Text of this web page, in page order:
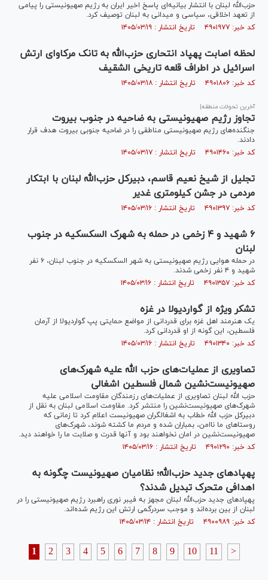
حزب‌الله لبنان با انتشار بیانیه‌ای پاسخ اخیر ایران به رژیم صهیونیستی را پیامی
از تعهد اخلاقی، سیاسی و میدانی به لبنان توصیف کرد.
کد خبر: ۴۹۰۱۹۷۷ تاریخ انتشار : ۱۴۰۵/۰۳/۱۹
لحظه اصابت پهپاد انتحاری حزب‌الله به تانک مرکاوای ارتش
اسرائیل در اطراف قلعه تاریخی الشقیف
کد خبر: ۴۹۰۱۸۰۶ تاریخ انتشار : ۱۴۰۵/۰۳/۱۸
آخرین تحولات منطقه|
تجاوز رژیم صهیونیستی به ضاحیه در جنوب بیروت
جنگنده‌های رژیم صهیونیستی مناطقی را در ضاحیه جنوبی بیروت هدف قرار
دادند.
کد خبر: ۴۹۰۱۴۶۰ تاریخ انتشار : ۱۴۰۵/۰۳/۱۷
تجلیل از شیخ نعیم قاسم، دبیرکل حزب‌الله لبنان با ابتکار
مردمی در جشن کیلومتری غدیر
کد خبر: ۴۹۰۱۳۹۷ تاریخ انتشار : ۱۴۰۵/۰۳/۱۶
۶ شهید و ۴ زخمی در حمله به شهرک السکسکیه در جنوب
لبنان
در حمله هوایی رژیم صهیونیستی به شهر السکسکیه در جنوب لبنان، ۶ نفر
شهید و ۴ نفر زخمی شدند.
کد خبر: ۴۹۰۱۳۵۷ تاریخ انتشار : ۱۴۰۵/۰۳/۱۶
تشکر ویژه از گواردیولا در غزه
یک هنرمند اهل غزه برای قدردانی از مواضع حمایتی پپ گواردیولا از آرمان
فلسطین، این گونه از او قدردانی کرد.
کد خبر: ۴۹۰۱۳۴۰ تاریخ انتشار : ۱۴۰۵/۰۳/۱۶
تصاویری از عملیات‌های حزب الله علیه شهرک‌های
صهیونیست‌نشین شمال فلسطین اشغالی
حزب الله لبنان تصاویری از عملیات‌های رزمندگان مقاومت اسلامی علیه
شهرک‌های صهیونیست‌نشین را منتشر کرد. مقاومت اسلامی لبنان به نقل از
دبیرکل حزب الله خطاب به اشغالگران صهیونیست اعلام کرد تا زمانی که
روستا‌های ما ناامن، بمباران شده و مردم ما کشته شوند، شهرک‌های
صهیونیست‌نشین در امان نخواهند بود و آنها قدرت و صلابت ما را خواهند دید.
کد خبر: ۴۹۰۱۲۹۰ تاریخ انتشار : ۱۴۰۵/۰۳/۱۶
پهپادهای جدید حزب‌الله؛ نظامیان صهیونیست چگونه به
اهدافی متحرک تبدیل شدند؟
پهپاد‌های جدید حزب‌الله لبنان مجهز به فیبر نوری راهبرد رژیم صهیونیستی را در
لبنان از بین برده‌اند و موجب سردرگمی ارتش این رژیم شده‌اند.
کد خبر: ۴۹۰۰۹۸۹ تاریخ انتشار : ۱۴۰۵/۰۳/۱۴
1 2 3 4 5 6 7 8 9 10 11 >